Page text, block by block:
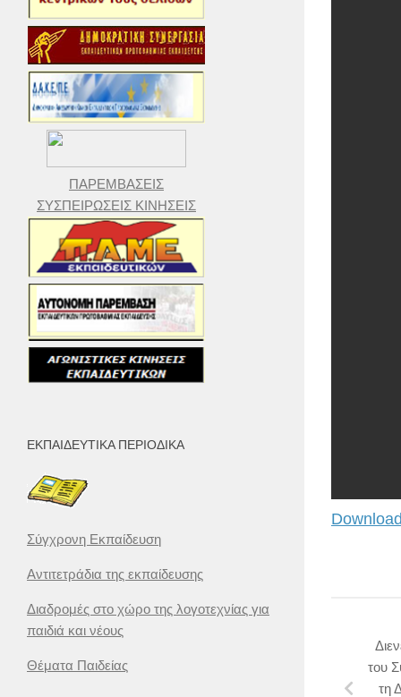
του
τη
ΠΑΡΕΜΒΑΣΕΙΣ
ΣΥΣΠΕΙΡΩΣΕΙΣ ΚΙΝΗΣΕΙΣ
ΕΚΠΑΙΔΕΥΤΙΚΆ ΠΕΡΙΟΔΙΚΆ
Σύγχρονη Εκπαίδευση
Αντιτετράδια της εκπαίδευσης
Διαδρομές στο χώρο της λογοτεχνίας για
παιδιά και νέους
Θέματα Παιδείας